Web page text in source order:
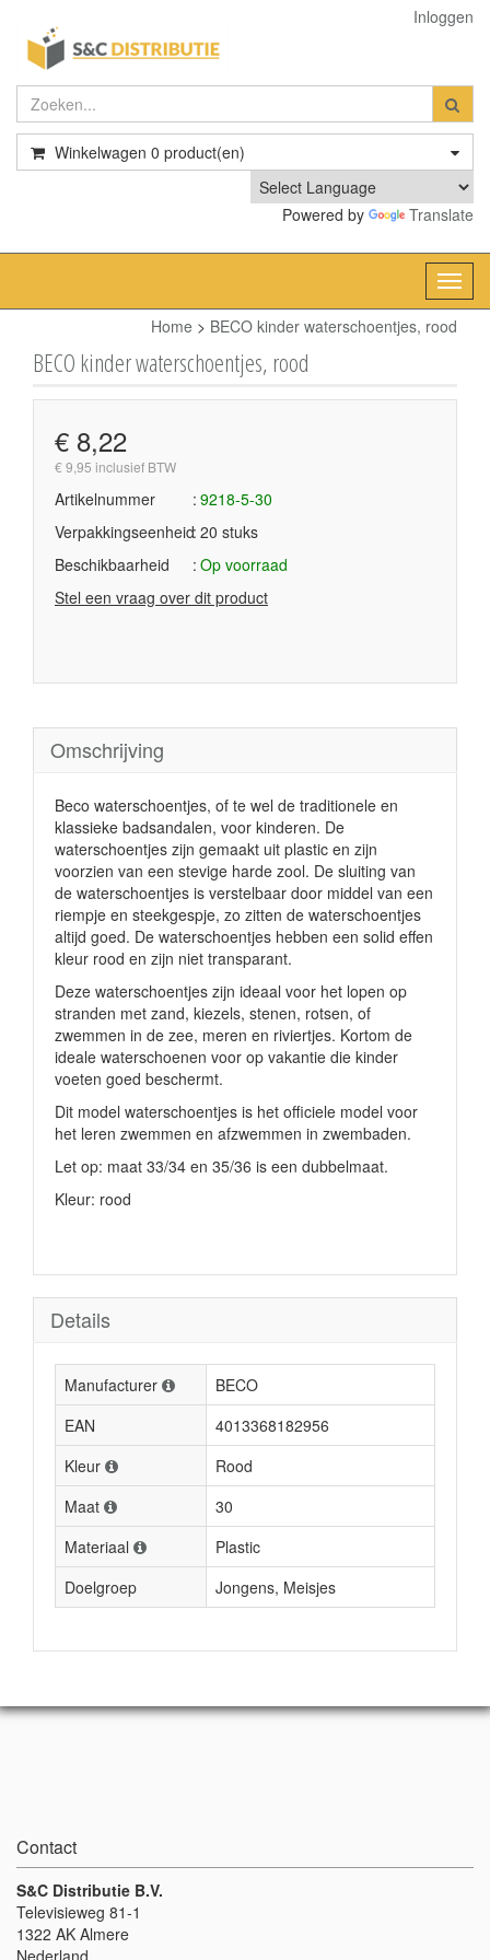
Inloggen
Winkelwagen 0 product(en)
Powered by Translate
Home > BECO kinder waterschoentjes, rood
BECO kinder waterschoentjes, rood
€ 8,22
€ 9,95 inclusief BTW
Artikelnummer
9218-5-30
Verpakkingseenheid 20 stuks
Beschikbaarheid
Op voorraad
Stel een vraag over dit product
Omschrijving
Beco waterschoentjes, of te wel de traditionele en
klassieke badsandalen, voor kinderen. De
waterschoentjes zijn gemaakt uit plastic en zijn
voorzien van een stevige harde zool. De sluiting van
de waterschoentjes is verstelbaar door middel van een
riempje en steekgespje, zo zitten de waterschoentjes
altijd goed. De waterschoentjes hebben een solid effen
kleur rood en zijn niet transparant.
Deze waterschoentjes zijn ideaal voor het lopen op
stranden met zand, kiezels, stenen, rotsen, of
zwemmen in de zee, meren en riviertjes. Kortom de
ideale waterschoenen voor op vakantie die kinder
voeten goed beschermt.
Dit model waterschoentjes is het officiele model voor
het leren zwemmen en afzwemmen in zwembaden.
Let op: maat 33/34 en 35/36 is een dubbelmaat.
Kleur: rood
Details
Manufacturer
BECO
EAN
4013368182956
Kleur
Rood
Maat
30
Materiaal
Plastic
Doelgroep
Jongens, Meisjes
Contact
S&C Distributie B.V.
Televisieweg 81-1
1322 AK Almere
Nederland